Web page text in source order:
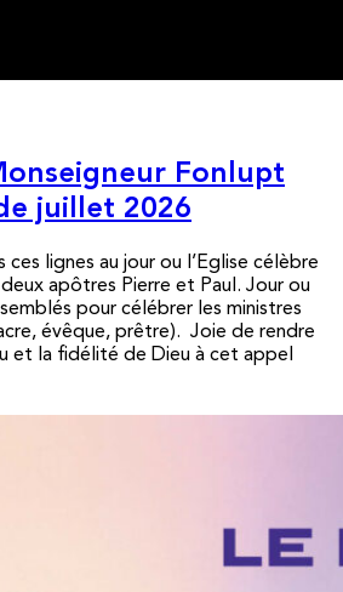
Fonlupt
juillet 2026
ces lignes au jour ou l’Eglise célèbre
apôtres Pierre et Paul. Jour ou
pour célébrer les ministres
évêque, prêtre). Joie de rendre
et la fidélité de Dieu à cet appel